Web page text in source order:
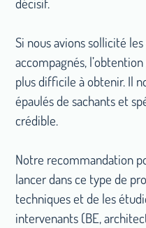
Si nous avions sollicité
accompagnés,
plus difficile à obtenir. Il
épaulés de sachants et
crédible.
Notre recommandation
lancer dans ce type de
techniques et de les
intervenants (BE,